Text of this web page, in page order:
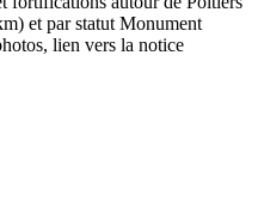
et par statut Monument
lien vers la notice